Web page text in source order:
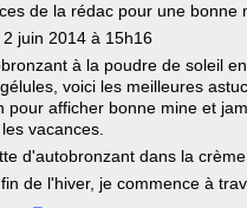
de la rédac pour une bonne
2 juin 2014 à 15h16
à la poudre de soleil
voici les meilleures
pour afficher bonne mine et
vacances.
d'autobronzant dans la
de l'hiver, je commence à